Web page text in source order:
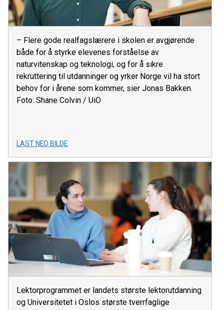
– Flere gode realfagslærere i skolen er avgjørende
både for å styrke elevenes forståelse av
naturvitenskap og teknologi, og for å sikre
rekruttering til utdanninger og yrker Norge vil ha stort
behov for i årene som kommer, sier Jonas Bakken.
Foto: Shane Colvin / UiO
LAST NED BILDE
Lektorprogrammet er landets største lektorutdanning
og Universitetet i Oslos største tverrfaglige